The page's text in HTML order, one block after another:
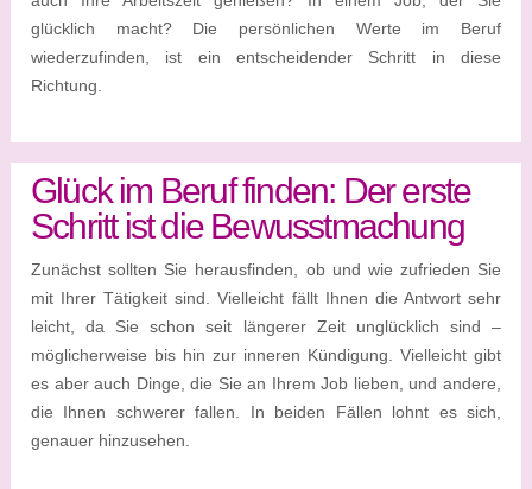
glücklich macht? Die persönlichen Werte im Beruf
wiederzufinden, ist ein entscheidender Schritt in diese
Richtung.
Glück im Beruf finden: Der erste
Schritt ist die Bewusstmachung
Zunächst sollten Sie herausfinden, ob und wie zufrieden Sie
mit Ihrer Tätigkeit sind. Vielleicht fällt Ihnen die Antwort sehr
leicht, da Sie schon seit längerer Zeit unglücklich sind –
möglicherweise bis hin zur inneren Kündigung. Vielleicht gibt
es aber auch Dinge, die Sie an Ihrem Job lieben, und andere,
die Ihnen schwerer fallen. In beiden Fällen lohnt es sich,
genauer hinzusehen.